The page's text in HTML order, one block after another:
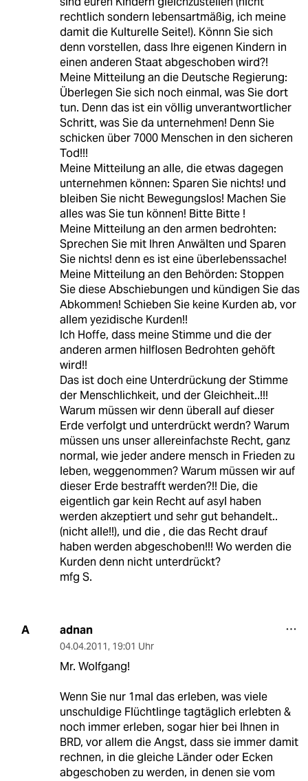
rechtlich sondern lebensartmäßig, ich meine
damit die Kulturelle Seite!). Könnn Sie sich
denn vorstellen, dass Ihre eigenen Kindern in
einen anderen Staat abgeschoben wird?!
Meine Mitteilung an die Deutsche Regierung:
Überlegen Sie sich noch einmal, was Sie dort
tun. Denn das ist ein völlig unverantwortlicher
Schritt, was Sie da unternehmen! Denn Sie
schicken über 7000 Menschen in den sicheren
Tod!!!
Meine Mitteilung an alle, die etwas dagegen
unternehmen können: Sparen Sie nichts! und
bleiben Sie nicht Bewegungslos! Machen Sie
alles was Sie tun können! Bitte Bitte !
Meine Mitteilung an den armen bedrohten:
Sprechen Sie mit Ihren Anwälten und Sparen
Sie nichts! denn es ist eine überlebenssache!
Meine Mitteilung an den Behörden: Stoppen
Sie diese Abschiebungen und kündigen Sie das
Abkommen! Schieben Sie keine Kurden ab, vor
allem yezidische Kurden!!
Ich Hoffe, dass meine Stimme und die der
anderen armen hilflosen Bedrohten gehöft
wird!!
Das ist doch eine Unterdrückung der Stimme
der Menschlichkeit, und der Gleichheit..!!!
Warum müssen wir denn überall auf dieser
Erde verfolgt und unterdrückt werdn? Warum
müssen uns unser allereinfachste Recht, ganz
normal, wie jeder andere mensch in Frieden zu
leben, weggenommen? Warum müssen wir auf
dieser Erde bestrafft werden?!! Die, die
eigentlich gar kein Recht auf asyl haben
werden akzeptiert und sehr gut behandelt..
(nicht alle!!), und die , die das Recht drauf
haben werden abgeschoben!!! Wo werden die
Kurden denn nicht unterdrückt?
mfg S.
A adnan
04.04.2011, 19:01 Uhr
Mr. Wolfgang!
Wenn Sie nur 1mal das erleben, was viele
unschuldige Flüchtlinge tagtäglich erlebten &
noch immer erleben, sogar hier bei Ihnen in
BRD, vor allem die Angst, dass sie immer damit
rechnen, in die gleiche Länder oder Ecken
abgeschoben zu werden, in denen sie vom